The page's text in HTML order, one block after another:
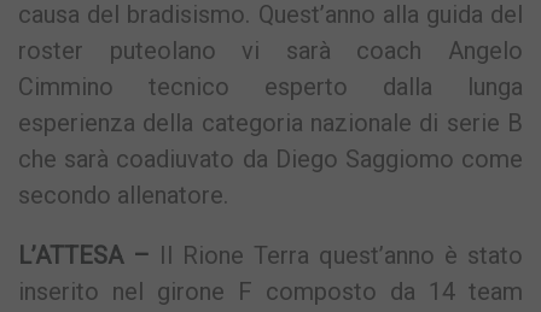
causa del bradisismo. Quest’anno alla guida del
roster puteolano vi sarà coach Angelo
Cimmino tecnico esperto dalla lunga
esperienza della categoria nazionale di serie B
che sarà coadiuvato da Diego Saggiomo come
secondo allenatore.
L’ATTESA – Il Rione Terra quest’anno è stato
inserito nel girone F composto da 14 team